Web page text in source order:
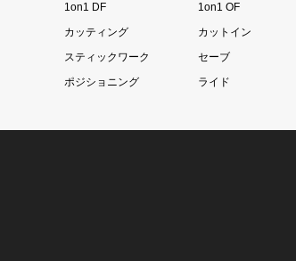
1on1 DF 1on1 OF
カッティング
カットイン
スティックワーク
セーブ
ポジショニング
ライド